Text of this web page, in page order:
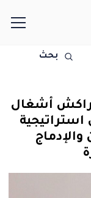
بحث
أشغال
استراتيجية
والإدماج